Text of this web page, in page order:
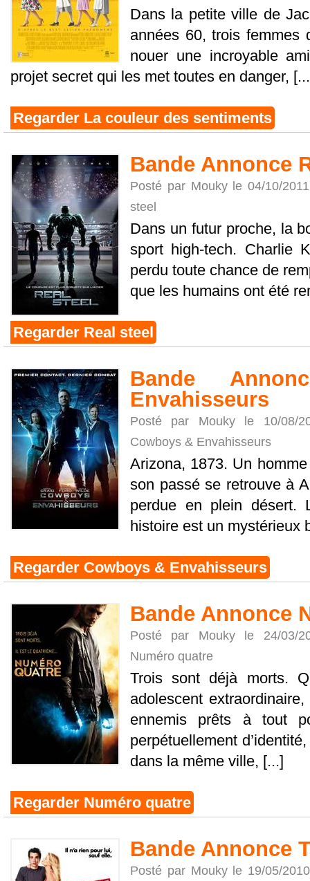
Dans la petite ville de
années 60, trois femmes
nouer une incroyable
projet secret qui les met toutes en danger,
Regarder La couleur des sentiments
Bande Annonce
Posté par Mouky le 04/10/
steel
Dans un futur proche, la
sport high-tech. Charlie
perdu toute chance de
que les humains ont été
Regarder Real steel
Bande
Envahisseurs
Posté par Mouky le 10/08/
Cowboys & Envahisseurs
Arizona, 1873. Un
son passé se retrouve à
perdue en plein désert.
histoire est un mystérieux
Regarder Cowboys & Envahisseurs
Bande Annonce
Posté par Mouky le 24/03/
Numéro quatre
Trois sont déjà morts.
adolescent
ennemis prêts à tout
perpétuellement
dans la même ville, [...]
Regarder Numéro quatre
Bande Annonce
Posté par Mouky le 19/05/